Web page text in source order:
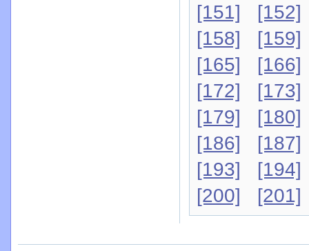
[151]
[152]
[158]
[159]
[165]
[166]
[172]
[173]
[179]
[180]
[186]
[187]
[193]
[194]
[200]
[201]